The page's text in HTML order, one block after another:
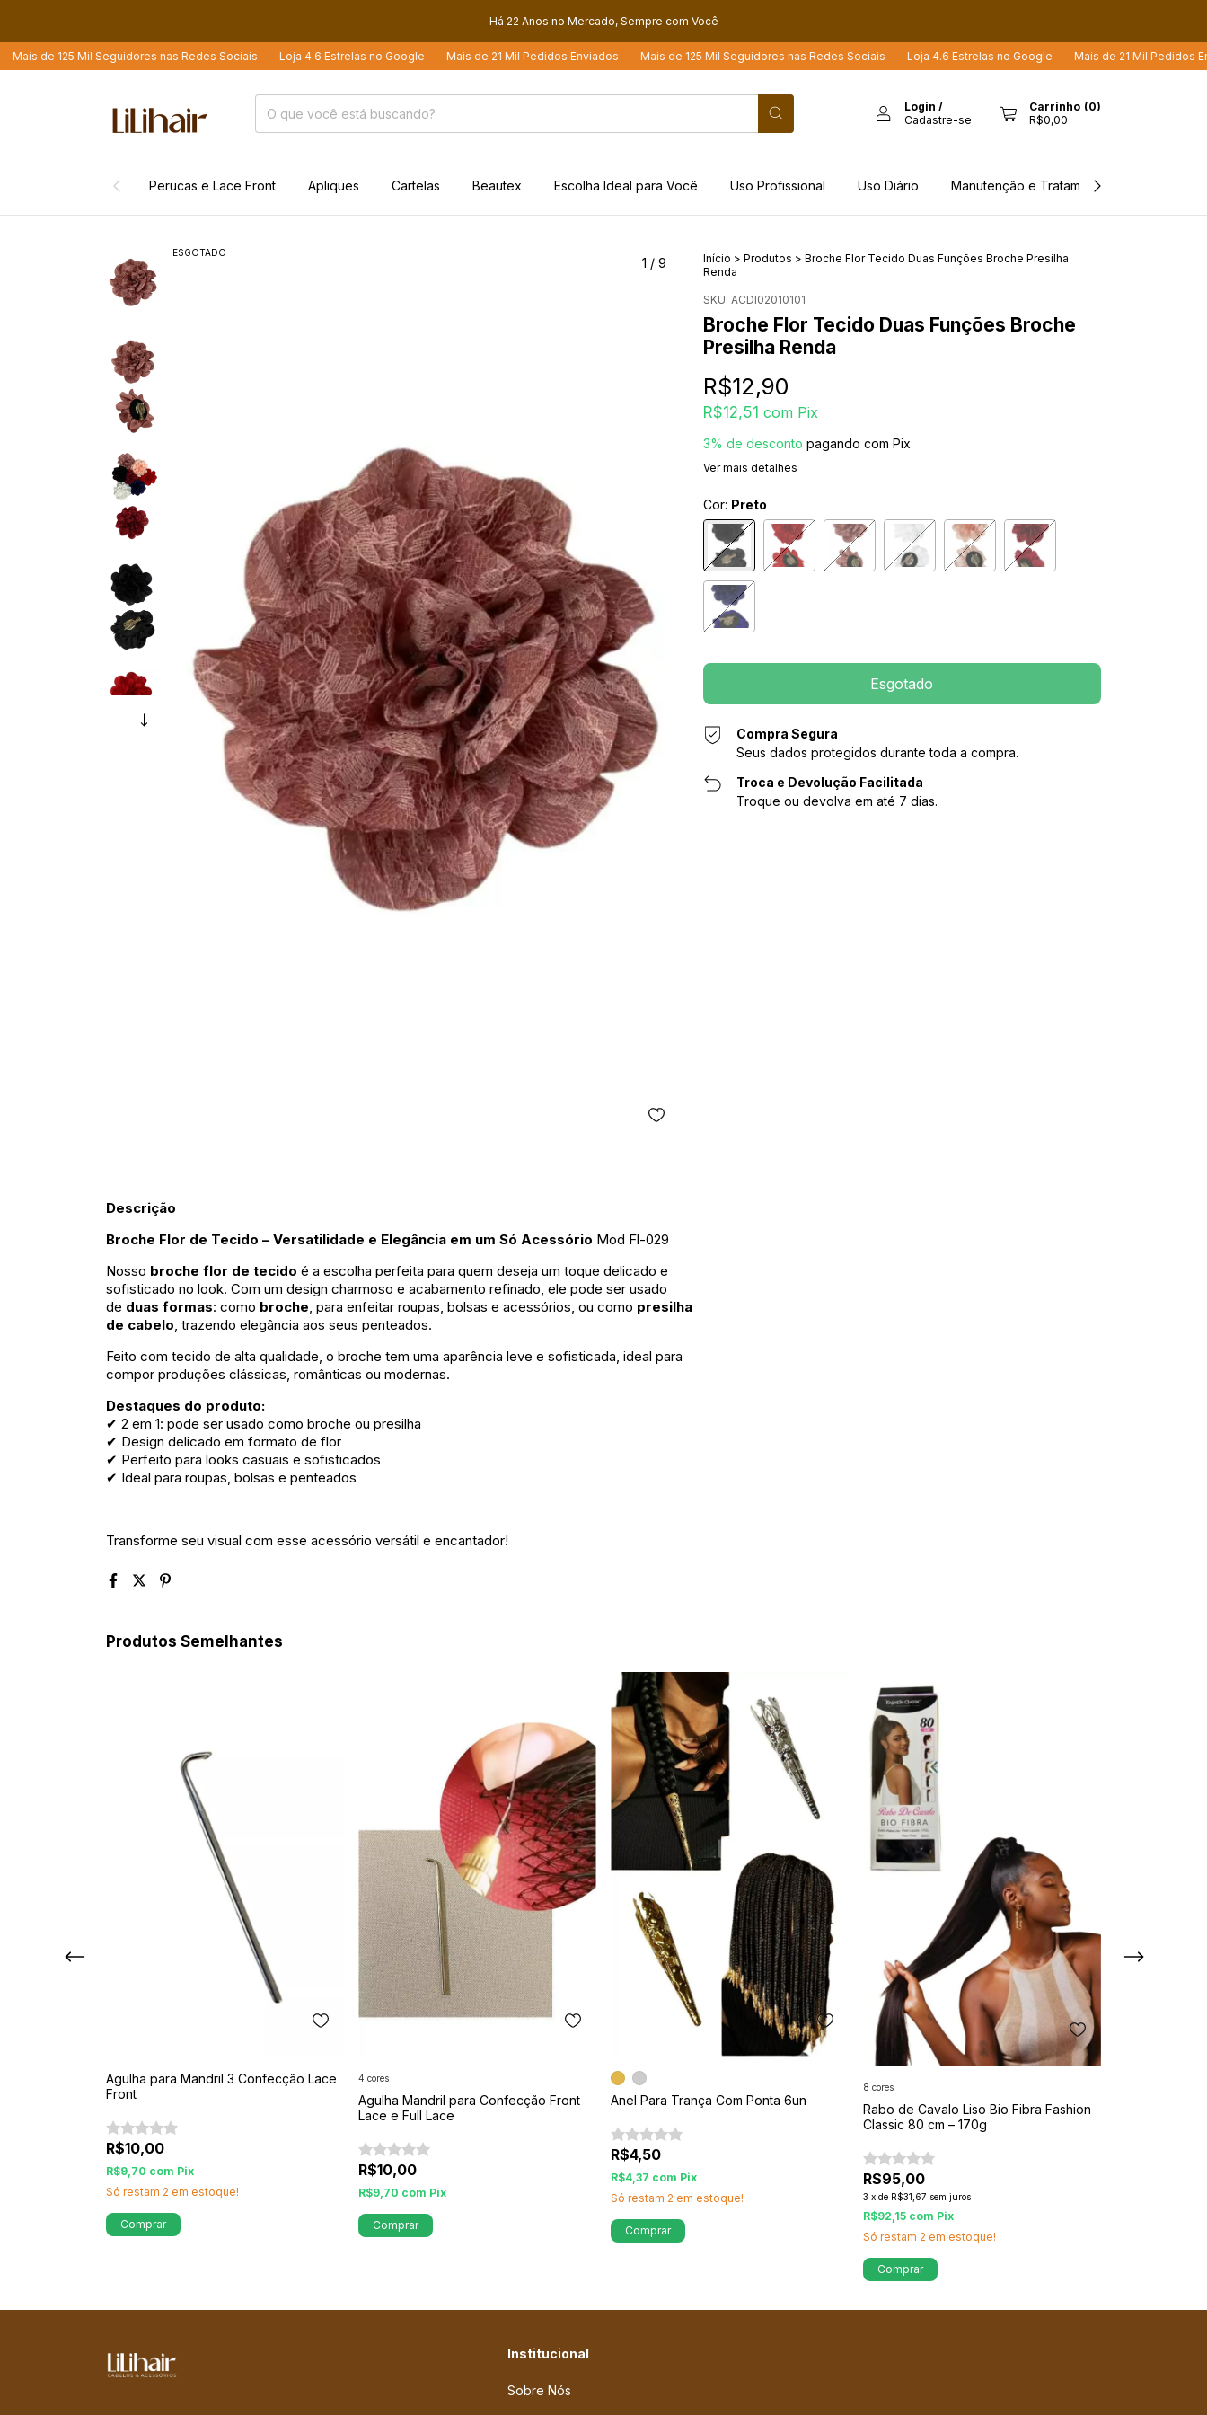
Há 22 Anos no Mercado, Sempre com Você
125 Mil Seguidores nas Redes Sociais Loja 4.6 Estrelas no Google Mais de 21 Mil Pedidos Enviados Mais de 125 Mil Seguidores nas Redes Sociais Loja 4.6 Estrelas no Google Mais de 21 Mil Pedidos Enviados
Login /
Cadastre-se
Carrinho (0)
R$0,00
Perucas e Lace Front Apliques Cartelas Beautex Escolha Ideal para Você Uso Profissional Uso Diário Manutenção e Tratamento
ESGOTADO
1 / 9 Início > Produtos > Broche Flor Tecido Duas Funções Broche Presilha
Renda
SKU: ACDI02010101
Broche Flor Tecido Duas Funções Broche
Presilha Renda
R$12,90
R$12,51 com Pix
3% de desconto pagando com Pix
Ver mais detalhes
Cor: Preto
Compra Segura
Seus dados protegidos durante toda a compra.
Troca e Devolução Facilitada
Troque ou devolva em até 7 dias.
Descrição
Broche Flor de Tecido – Versatilidade e Elegância em um Só Acessório Mod Fl-029
Nosso broche flor de tecido é a escolha perfeita para quem deseja um toque delicado e
sofisticado no look. Com um design charmoso e acabamento refinado, ele pode ser usado
de duas formas: como broche, para enfeitar roupas, bolsas e acessórios, ou como presilha
de cabelo, trazendo elegância aos seus penteados.
Feito com tecido de alta qualidade, o broche tem uma aparência leve e sofisticada, ideal para
compor produções clássicas, românticas ou modernas.
Destaques do produto:
✔ 2 em 1: pode ser usado como broche ou presilha
✔ Design delicado em formato de flor
✔ Perfeito para looks casuais e sofisticados
✔ Ideal para roupas, bolsas e penteados
Transforme seu visual com esse acessório versátil e encantador!
Produtos Semelhantes
Agulha para Mandril 3 Confecção Lace
Front
R$10,00
R$9,70 com Pix
Só restam 2 em estoque!
Agulha Mandril para Confecção Front
Lace e Full Lace
R$10,00
R$9,70 com Pix
4 cores
Comprar
Anel Para Trança Com Ponta 6un
R$4,50
R$4,37 com Pix
Só restam 2 em estoque!
Comprar
Rabo de Cavalo Liso Bio Fibra Fashion
Classic 80 cm – 170g
R$95,00
3 x de R$31,67 sem juros
R$92,15 com Pix
Só restam 2 em estoque!
8 cores
Comprar
Institucional
Sobre Nós